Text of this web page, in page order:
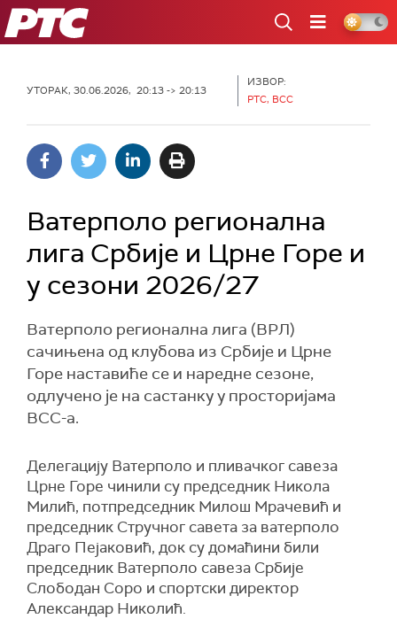
РТС
УТОРАК, 30.06.2026, 20:13 -> 20:13
ИЗВОР:
РТС, ВСС
Ватерполо регионална
лига Србије и Црне Горе и
у сезони 2026/27
Ватерполо регионална лига (ВРЛ)
сачињена од клубова из Србије и Црне
Горе наставиће се и наредне сезоне,
одлучено је на састанку у просторијама
ВСС-а.
Делегацију Ватерполо и пливачког савеза
Црне Горе чинили су председник Никола
Милић, потпредседник Милош Мрачевић и
председник Стручног савета за ватерполо
Драго Пејаковић, док су домаћини били
председник Ватерполо савеза Србије
Слободан Соро и спортски директор
Александар Николић.